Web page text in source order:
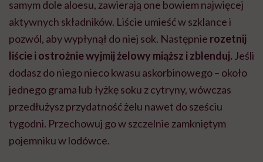
samym dole aloesu, zawierają one bowiem najwięcej
aktywnych składników. Liście umieść w szklance i
pozwól, aby wypłynął do niej sok. Następnie rozetnij
liście i ostrożnie wyjmij żelowy miąższ i zblenduj. Jeśli
dodasz do niego nieco kwasu askorbinowego – około
jednego grama lub łyżkę soku z cytryny, wówczas
przedłużysz przydatność żelu nawet do sześciu
tygodni. Przechowuj go w szczelnie zamkniętym
pojemniku w lodówce.